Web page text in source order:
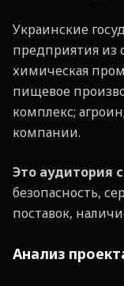
Украинские
предприятия из
химическая
пищевое
комплекс;
компании.
Это аудитория
безопасность,
поставок,
Анализ